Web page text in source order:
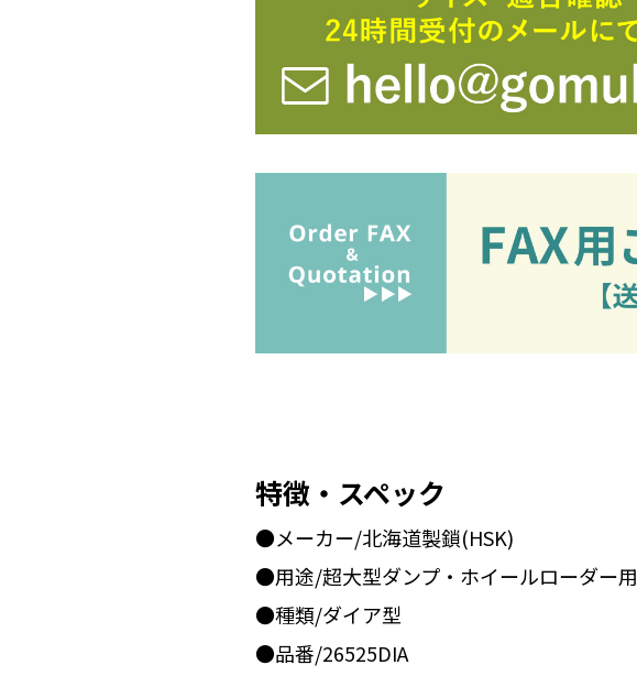
特徴・スペック
●メーカー/北海道製鎖(HSK)
●用途/超大型ダンプ・ホイールローダー用
●種類/ダイア型
●品番/26525DIA